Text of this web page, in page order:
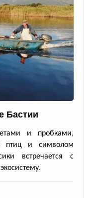
Бастии
и пробками,
птиц и символом
встречается с